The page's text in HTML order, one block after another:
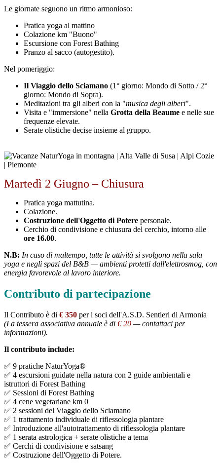
Le giornate seguono un ritmo armonioso:
Pratica yoga al mattino
Colazione km "Buono"
Escursione con Forest Bathing
Pranzo al sacco (autogestito).
Nel pomeriggio:
Il Viaggio dello Sciamano (1° giorno: Mondo di Sotto / 2°
giorno: Mondo di Sopra).
Meditazioni tra gli alberi con la "musica degli alberi".
Visita e "immersione" nella Grotta della Beaume e nelle sue
frequenze elevate.
Serate olistiche decise insieme al gruppo.
Martedì 2 Giugno – Chiusura
Pratica yoga mattutina.
Colazione.
Costruzione dell'Oggetto di Potere personale.
Cerchio di condivisione e chiusura del cerchio, intorno alle
ore 16.00.
N.B: In caso di maltempo, tutte le attività si svolgono nella sala
yoga e negli spazi del B&B — ambienti protetti dall'elettrosmog, con
energia favorevole al lavoro interiore.
Contributo di partecipazione
Il Contributo è di € 350 per i soci dell'A.S.D. Sentieri di Armonia
(La tessera associativa annuale è di € 20 — contattaci per
informazioni).
Il contributo include:
✅ 9 pratiche NaturYoga®
✅ 4 escursioni guidate nella natura con 2 guide ambientali e
istruttori di Forest Bathing
✅ Sessioni di Forest Bathing
✅ 4 cene vegetariane km 0
✅ 2 sessioni del Viaggio dello Sciamano
✅ 1 trattamento individuale di riflessologia plantare
✅ Introduzione all'autotrattamento di riflessologia plantare
✅ 1 serata astrologica + serate olistiche a tema
✅ Cerchi di condivisione e satsang
✅ Costruzione dell'Oggetto di Potere.